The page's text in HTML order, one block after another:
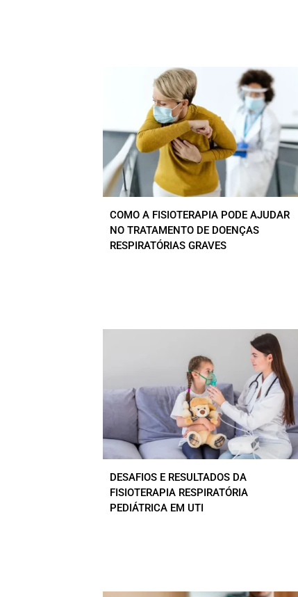
COMO A FISIOTERAPIA PODE AJUDAR
NO TRATAMENTO DE DOENÇAS
RESPIRATÓRIAS GRAVES
DESAFIOS E RESULTADOS DA
FISIOTERAPIA RESPIRATÓRIA
PEDIÁTRICA EM UTI